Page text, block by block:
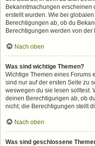
Bekanntmachungen erscheinen
erstellt wurden. Wie bei
Berechtigungen ab, ob du
Berechtigungen werden von
Nach oben
Was sind wichtige Themen?
Wichtige Themen eines Forums
sind nur auf der ersten Seite zu
weswegen du sie lesen solltest.
deinen Berechtigungen ab, ob
nicht; die Berechtigungen stellt
Nach oben
Was sind geschlossene